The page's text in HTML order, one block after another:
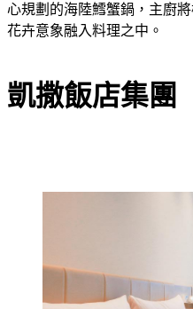
心規劃的海陸鱈蟹鍋，主廚
花卉意象融入料理之中。
凱撒飯店集團